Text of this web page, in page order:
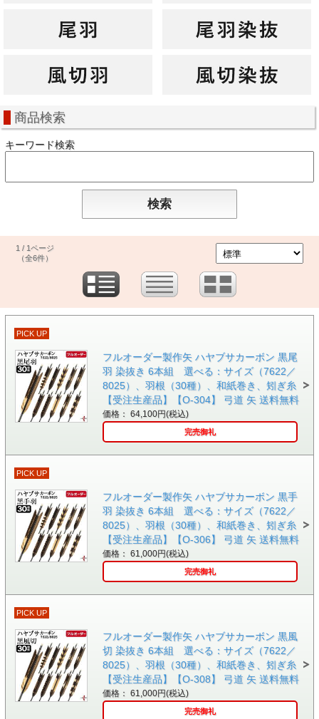
商品検索
キーワード検索
1 / 1ページ
（全6件）
PICK UP
フルオーダー製作矢 ハヤブサカーボン 黒尾
羽 染抜き 6本組 選べる：サイズ（7622／
8025）、羽根（30種）、和紙巻き、矧ぎ糸
【受注生産品】【O-304】 弓道 矢 送料無料
価格： 64,100円(税込)
完売御礼
PICK UP
フルオーダー製作矢 ハヤブサカーボン 黒手
羽 染抜き 6本組 選べる：サイズ（7622／
8025）、羽根（30種）、和紙巻き、矧ぎ糸
【受注生産品】【O-306】 弓道 矢 送料無料
価格： 61,000円(税込)
完売御礼
PICK UP
フルオーダー製作矢 ハヤブサカーボン 黒風
切 染抜き 6本組 選べる：サイズ（7622／
8025）、羽根（30種）、和紙巻き、矧ぎ糸
【受注生産品】【O-308】 弓道 矢 送料無料
価格： 61,000円(税込)
完売御礼